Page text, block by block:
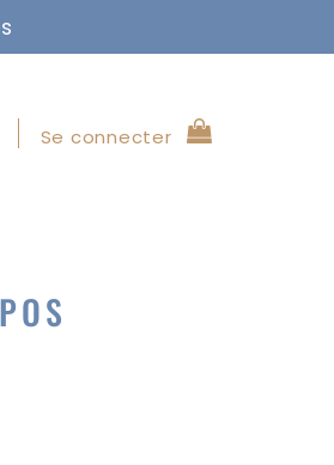
Se connecter